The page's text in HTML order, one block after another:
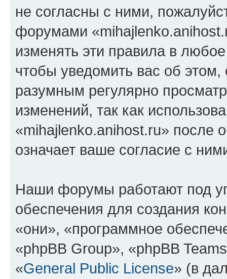
не согласны с ними,
форумами
изменять эти правила в
чтобы уведомить вас об
разумным регулярно
изменений, так как
«mihajlenko.anihost.ru» после
означает ваше согласие с
Наши форумы работают под
обеспечения для создания
«они», «программное
«phpBB Group», «phpBB
«General Public License» (в